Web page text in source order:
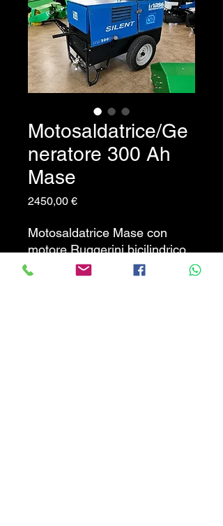
Motosaldatrice/Ge
neratore 300 Ah
Mase
2450,00 €Prezzo
Motosaldatrice Mase con
motore Ruggerini bicilindrico
RD 210 con generatore di